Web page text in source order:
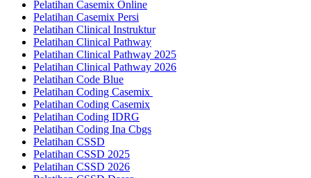
Pelatihan Casemix Online
Pelatihan Casemix Persi
Pelatihan Clinical Instruktur
Pelatihan Clinical Pathway
Pelatihan Clinical Pathway 2025
Pelatihan Clinical Pathway 2026
Pelatihan Code Blue
Pelatihan Coding Casemix
Pelatihan Coding Casemix
Pelatihan Coding IDRG
Pelatihan Coding Ina Cbgs
Pelatihan CSSD
Pelatihan CSSD 2025
Pelatihan CSSD 2026